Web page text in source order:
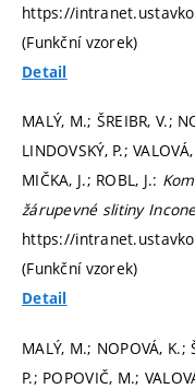
https://
(Funkční vzorek)
Detail
MALÝ, M.; ŠREIBR, V.;
LINDOVSKÝ, P.;
MIČKA, J.; ROBL, J.:
žárupevné slitiny
https://
(Funkční vzorek)
Detail
MALÝ, M.; NOPOVÁ, K.;
P.; POPOVIČ, M.;